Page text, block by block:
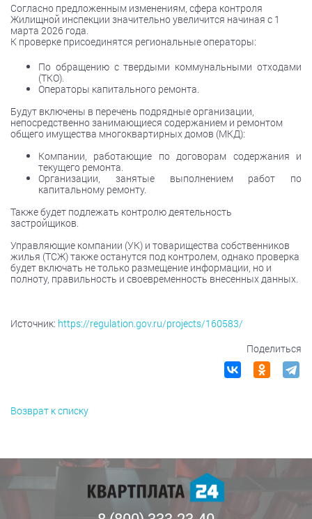
Согласно предложенным изменениям, сфера контроля
Жилищной инспекции значительно увеличится начиная с 1
марта 2026 года.
К проверке присоединятся региональные операторы:
По обращению с твердыми коммунальными отходами
(ТКО).
Операторы капитального ремонта.
Будут включены в перечень подрядные организации,
непосредственно занимающиеся содержанием и ремонтом
общего имущества многоквартирных домов (МКД):
Компании, работающие по договорам содержания и
текущего ремонта.
Организации, занятые выполнением работ по
капитальному ремонту.
Также будет подлежать контролю деятельность
застройщиков.
Управляющие компании (УК) и товарищества собственников
жилья (ТСЖ) также останутся под контролем, однако проверка
будет включать не только размещение информации, но и
полноту, правильность и своевременность внесенных данных.
Источник: https://regulation.gov.ru/projects/160583/
Поделиться
Возврат к списку